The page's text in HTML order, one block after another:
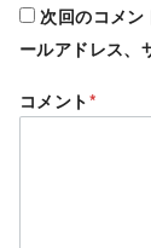
次回のコメン
ールアドレス、
コメント*